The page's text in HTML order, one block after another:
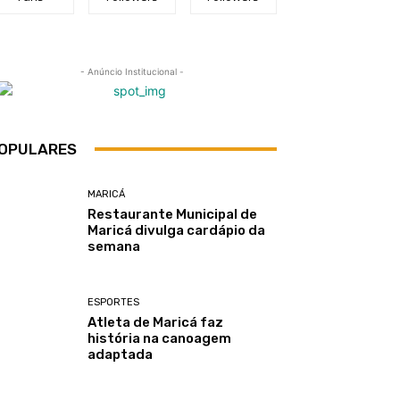
- Anúncio Institucional -
MARICÁ
Restaurante Municipal de
Maricá divulga cardápio da
semana
ESPORTES
Atleta de Maricá faz
história na canoagem
adaptada